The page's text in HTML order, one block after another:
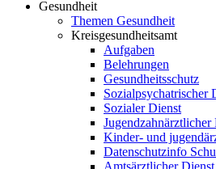
Gesundheit
Themen Gesundheit
Kreisgesundheitsamt
Aufgaben
Belehrungen
Gesundheitsschutz
Sozialpsychatrischer
Sozialer Dienst
Jugendzahnärztlicher
Kinder- und
Datenschutzinfo
Amtsärztlicher Dienst